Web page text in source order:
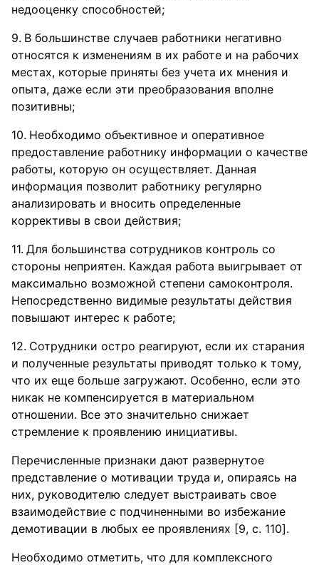
недооценку способностей;
В большинстве случаев работники негативно
относятся к изменениям в их работе и на рабочих
местах, которые приняты без учета их мнения и
опыта, даже если эти преобразования вполне
позитивны;
Необходимо объективное и оперативное
предоставление работнику информации о качестве
работы, которую он осуществляет. Данная
информация позволит работнику регулярно
анализировать и вносить определенные
коррективы в свои действия;
Для большинства сотрудников контроль со
стороны неприятен. Каждая работа выигрывает от
максимально возможной степени самоконтроля.
Непосредственно видимые результаты действия
повышают интерес к работе;
Сотрудники остро реагируют, если их старания
и полученные результаты приводят только к тому,
что их еще больше загружают. Особенно, если это
никак не компенсируется в материальном
отношении. Все это значительно снижает
стремление к проявлению инициативы.
Перечисленные признаки дают развернутое
представление о мотивации труда и, опираясь на
них, руководителю следует выстраивать свое
взаимодействие с подчиненными во избежание
демотивации в любых ее проявлениях [9, c. 110].
Необходимо отметить, что для комплексного